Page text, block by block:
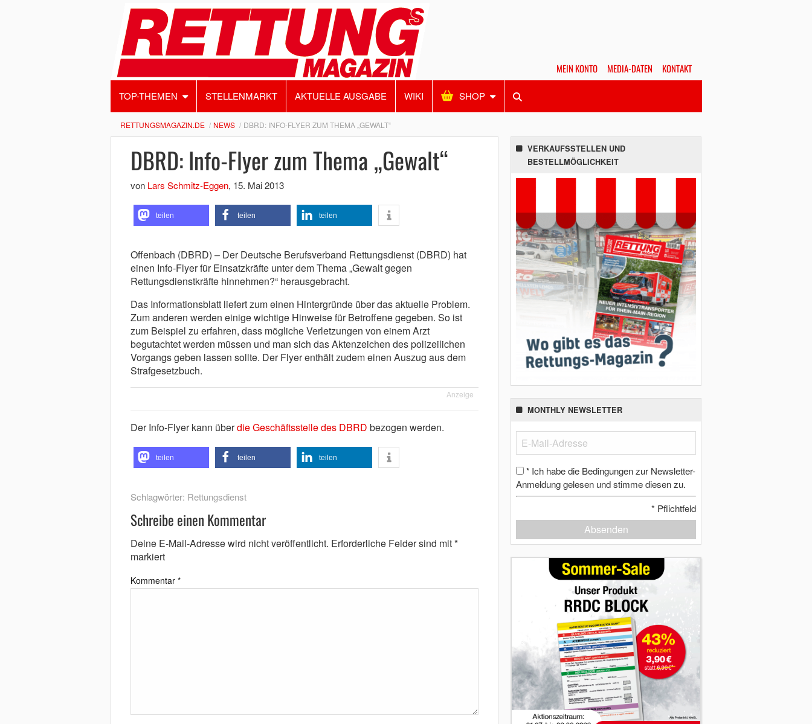
MEIN KONTO MEDIA-DATEN KONTAKT
TOP-THEMEN STELLENMARKT AKTUELLE AUSGABE WIKI SHOP
RETTUNGSMAGAZIN.DE NEWS DBRD: INFO-FLYER ZUM THEMA „GEWALT“
DBRD: Info-Flyer zum Thema „Gewalt“
von Lars Schmitz-Eggen, 15. Mai 2013
teilen teilen teilen
Offenbach (DBRD) – Der Deutsche Berufsverband Rettungsdienst (DBRD) hat
einen Info-Flyer für Einsatzkräfte unter dem Thema „Gewalt gegen
Rettungsdienstkräfte hinnehmen?“ herausgebracht.
Das Informationsblatt liefert zum einen Hintergründe über das aktuelle Problem.
Zum anderen werden einige wichtige Hinweise für Betroffene gegeben. So ist
zum Beispiel zu erfahren, dass mögliche Verletzungen von einem Arzt
begutachtet werden müssen und man sich das Aktenzeichen des polizeilichen
Vorgangs geben lassen sollte. Der Flyer enthält zudem einen Auszug aus dem
Strafgesetzbuch.
Anzeige
Der Info-Flyer kann überdie Geschäftsstelle des DBRD bezogen werden.
teilen teilen teilen
Schlagwörter: Rettungsdienst
Schreibe einen Kommentar
Deine E-Mail-Adresse wird nicht veröffentlicht. Erforderliche Felder sind mit*
markiert
Kommentar *
VERKAUFSSTELLEN UND
BESTELLMÖGLICHKEIT
MONTHLY NEWSLETTER
* Ich habe die Bedingungen zur Newsletter-
Anmeldung gelesen und stimme diesen zu.
* Pflichtfeld
Absenden